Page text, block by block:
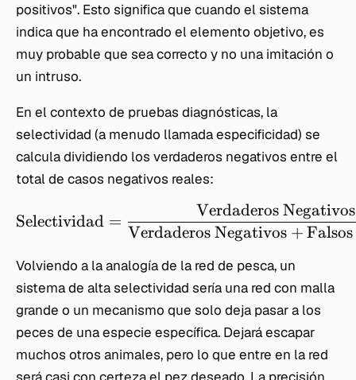
positivos". Esto significa que cuando el sistema
indica que ha encontrado el elemento objetivo, es
muy probable que sea correcto y no una imitación o
un intruso.
En el contexto de pruebas diagnósticas, la
selectividad (a menudo llamada especificidad) se
calcula dividiendo los verdaderos negativos entre el
total de casos negativos reales:
Selectividad =
Verdaderos Negativos +
Verdaderos Negativos
Volviendo a la analogía de la red de pesca, un
sistema de alta selectividad sería una red con malla
grande o un mecanismo que solo deja pasar a los
peces de una especie específica. Dejará escapar
muchos otros animales, pero lo que entre en la red